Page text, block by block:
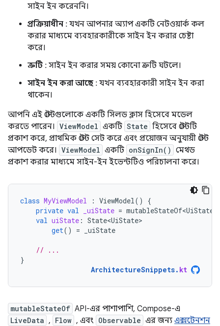
সাইন ইন করেননি।
প্রক্রিয়াধীন : যখন আপনার অ্যাপ একটি নেটওয়ার্ক কল
করার মাধ্যমে ব্যবহারকারীকে সাইন ইন করার চেষ্টা
করে।
ত্রুটি : সাইন ইন করার সময় কোনো ত্রুটি ঘটলে।
সাইন ইন করা আছে : যখন ব্যবহারকারী সাইন ইন করা
থাকেন।
আপনি এই স্টেটগুলোকে একটি সিলড ক্লাস হিসেবে মডেল
করতে পারেন। ViewModel একটি State হিসেবে স্টেটটি
প্রকাশ করে, প্রাথমিক স্টেট সেট করে এবং প্রয়োজন অনুযায়ী স্টেট
আপডেট করে। ViewModel একটি onSignIn() মেথড
প্রকাশ করার মাধ্যমে সাইন-ইন ইভেন্টটিও পরিচালনা করে।
class MyViewModel : ViewModel ()
{
private val _uiState = mutableStateOf<UiState>
val uiState : State<UiState>
get() = _uiState
// ...
}
ArchitectureSnippets. kt
mutableStateOf API-এর পাশাপাশি, Compose-এ
LiveData , Flow , এবং Observable এর জন্য এক্সটেনশন